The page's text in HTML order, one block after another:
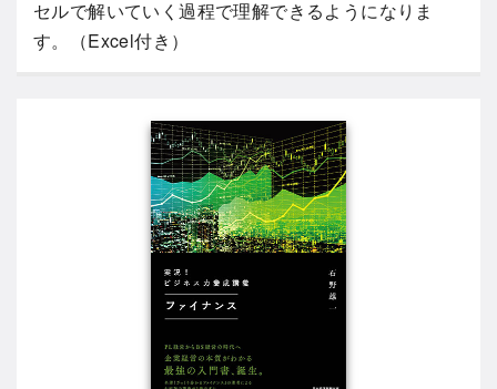
セルで解いていく過程で理解できるようになりま
す。（Excel付き）